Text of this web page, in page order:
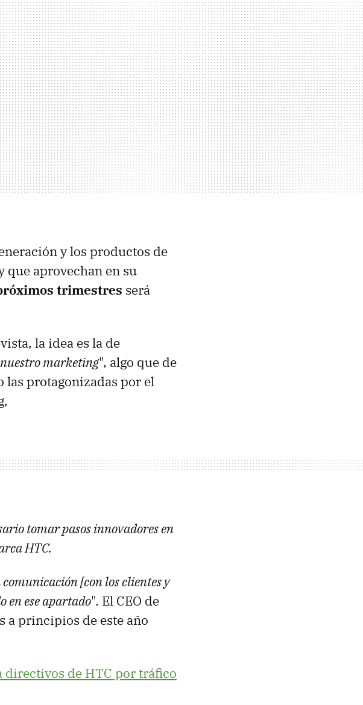
y los productos de
que aprovechan en su
trimestres será
la idea es la de
marketing", algo que de
las protagonizadas por el
tomar pasos innovadores en
HTC.
[con los clientes y
en ese apartado". El CEO de
a principios de este año
directivos de HTC por tráfico